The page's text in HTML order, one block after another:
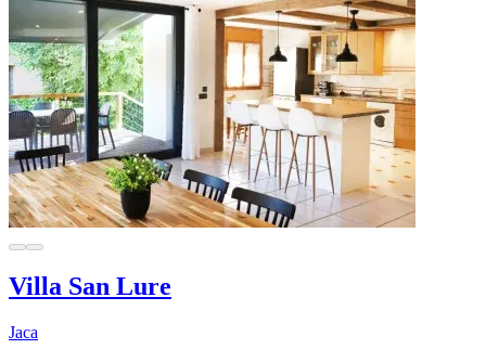
Villa San Lure
Jaca